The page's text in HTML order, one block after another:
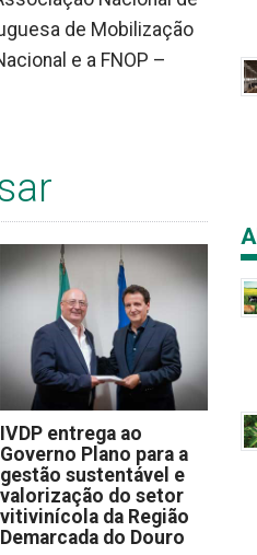
de Mobilização
e a FNOP –
IVDP entrega ao
Governo Plano para a
gestão sustentável e
valorização do setor
vitivinícola da Região
Demarcada do Douro